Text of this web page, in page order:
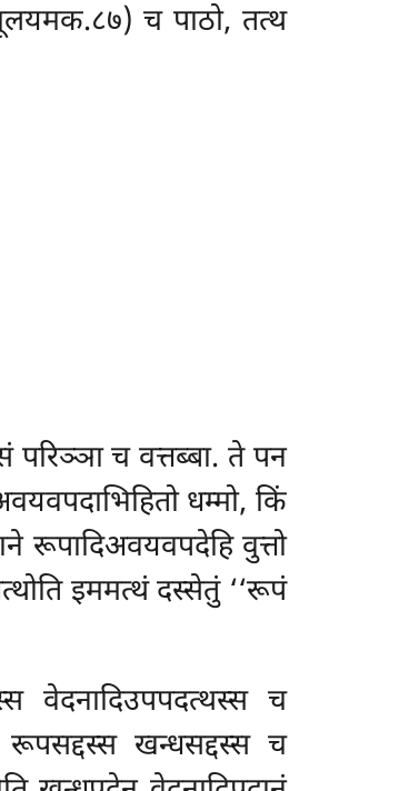
च पाठो, तत्थ
च वत्तब्बा. ते पन
धम्मो, किं
रूपादिअवयवपदेहि वुत्तो
इममत्थं दस्सेतुं ‘‘रूपं
वेदनादिउपपदत्थस्स च
खन्धसद्दस्स च